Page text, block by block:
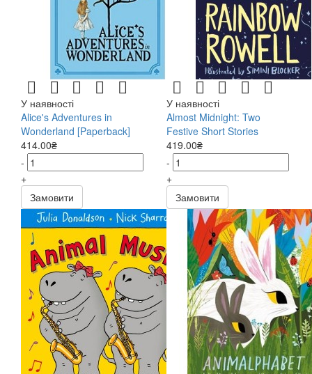
У наявності
Alice's Adventures in
Wonderland [Paperback]
414.00₴
-
+
Замовити
У наявності
Almost Midnight: Two
Festive Short Stories
419.00₴
-
+
Замовити